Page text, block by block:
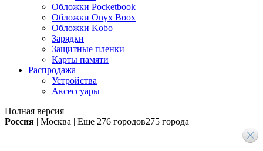
Обложки Pocketbook
Обложки Onyx Boox
Обложки Kobo
Зарядки
Защитные пленки
Карты памяти
Распродажа
Устройства
Аксессуары
Полная версия
Россия | Москва | Еще 276 городов275 города